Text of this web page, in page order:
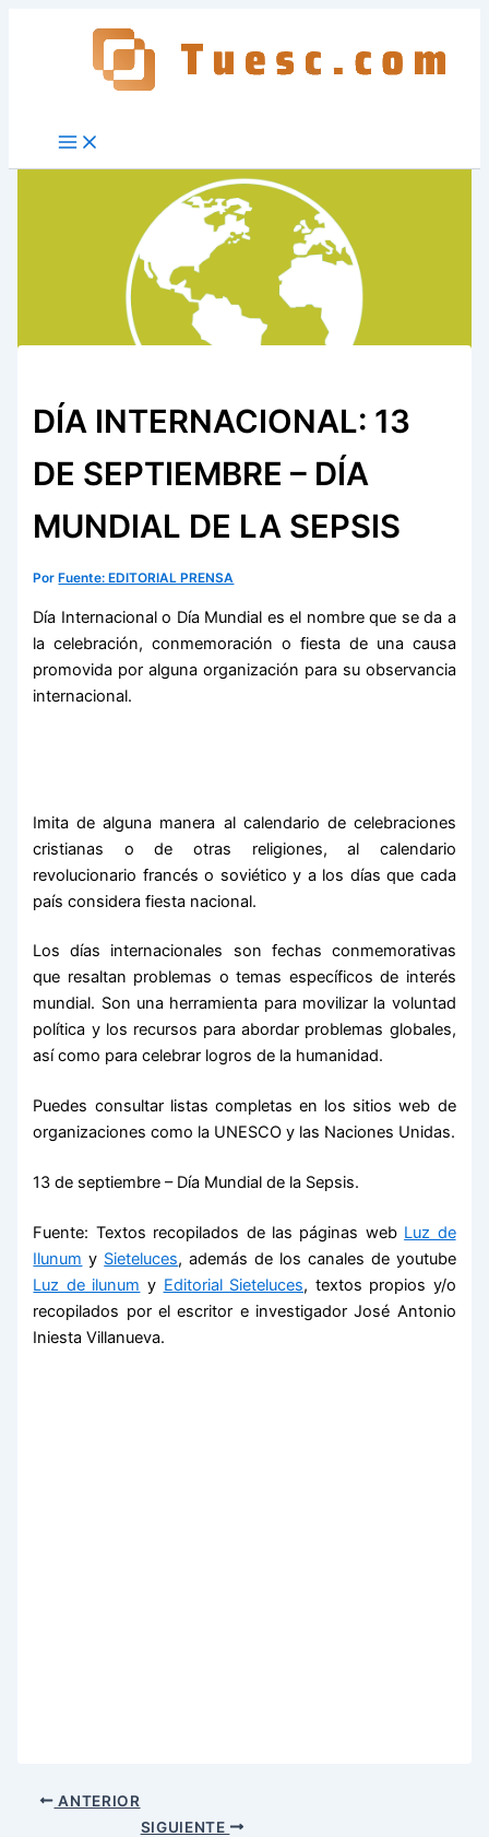
DÍA INTERNACIONAL: 13
DE SEPTIEMBRE – DÍA
MUNDIAL DE LA SEPSIS
Por Fuente: EDITORIAL PRENSA
Día Internacional o Día Mundial es el nombre que se da a
la celebración, conmemoración o fiesta de una causa
promovida por alguna organización para su observancia
internacional.
Imita de alguna manera al calendario de celebraciones
cristianas o de otras religiones, al calendario
revolucionario francés o soviético y a los días que cada
país considera fiesta nacional.
Los días internacionales son fechas conmemorativas
que resaltan problemas o temas específicos de interés
mundial. Son una herramienta para movilizar la voluntad
política y los recursos para abordar problemas globales,
así como para celebrar logros de la humanidad.
Puedes consultar listas completas en los sitios web de
organizaciones como la UNESCO y las Naciones Unidas.
13 de septiembre – Día Mundial de la Sepsis.
Fuente: Textos recopilados de las páginas web Luz de
Ilunum y Sieteluces, además de los canales de youtube
Luz de ilunum y Editorial Sieteluces, textos propios y/o
recopilados por el escritor e investigador José Antonio
Iniesta Villanueva.
ANTERIOR
SIGUIENTE